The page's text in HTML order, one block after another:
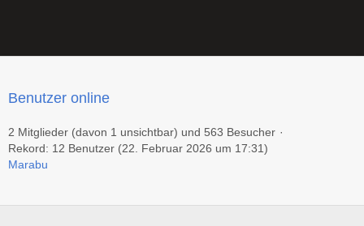
Benutzer online
2 Mitglieder (davon 1 unsichtbar) und 563 Besucher
Rekord: 12 Benutzer (22. Februar 2026 um 17:31)
Marabu